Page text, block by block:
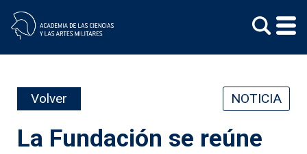
content
Volver NOTICIA
La Fundación se reúne